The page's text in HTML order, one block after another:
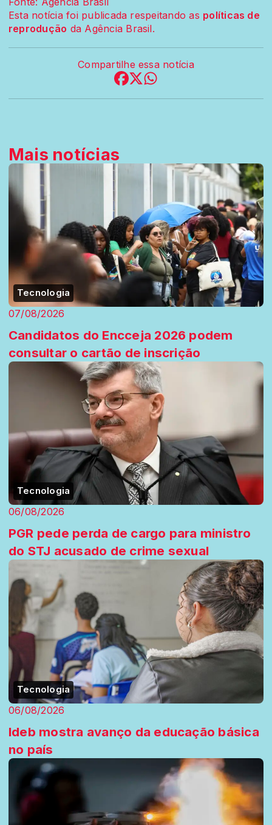
Esta notícia foi publicada respeitando as políticas de
reprodução da Agência Brasil.
Compartilhe essa notícia
Mais notícias
Tecnologia
07/08/2026
Candidatos do Encceja 2026 podem
consultar o cartão de inscrição
Tecnologia
06/08/2026
PGR pede perda de cargo para ministro
do STJ acusado de crime sexual
Tecnologia
06/08/2026
Ideb mostra avanço da educação básica
no país